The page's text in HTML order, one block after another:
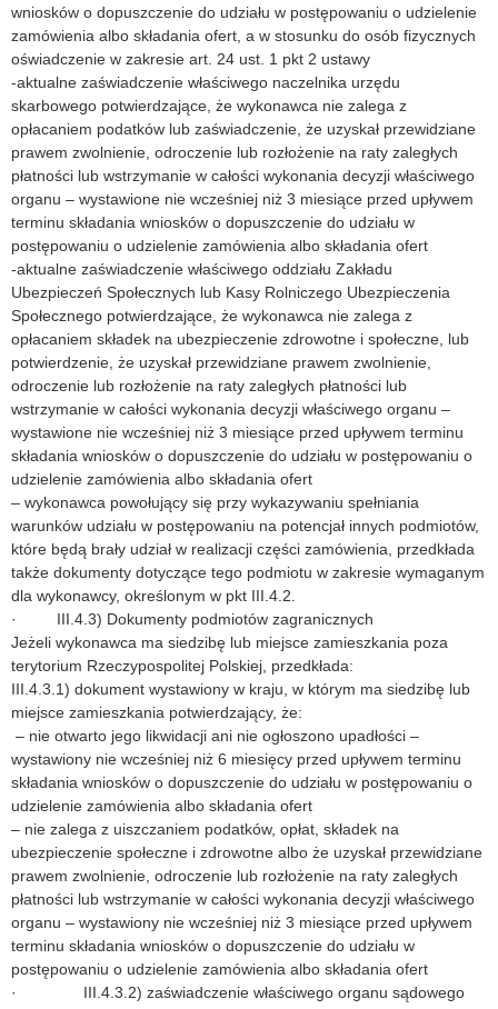
wniosków o dopuszczenie do udziału w postępowaniu o udzielenie
zamówienia albo składania ofert, a w stosunku do osób fizycznych
oświadczenie w zakresie art. 24 ust. 1 pkt 2 ustawy
-aktualne zaświadczenie właściwego naczelnika urzędu
skarbowego potwierdzające, że wykonawca nie zalega z
opłacaniem podatków lub zaświadczenie, że uzyskał przewidziane
prawem zwolnienie, odroczenie lub rozłożenie na raty zaległych
płatności lub wstrzymanie w całości wykonania decyzji właściwego
organu – wystawione nie wcześniej niż 3 miesiące przed upływem
terminu składania wniosków o dopuszczenie do udziału w
postępowaniu o udzielenie zamówienia albo składania ofert
-aktualne zaświadczenie właściwego oddziału Zakładu
Ubezpieczeń Społecznych lub Kasy Rolniczego Ubezpieczenia
Społecznego potwierdzające, że wykonawca nie zalega z
opłacaniem składek na ubezpieczenie zdrowotne i społeczne, lub
potwierdzenie, że uzyskał przewidziane prawem zwolnienie,
odroczenie lub rozłożenie na raty zaległych płatności lub
wstrzymanie w całości wykonania decyzji właściwego organu –
wystawione nie wcześniej niż 3 miesiące przed upływem terminu
składania wniosków o dopuszczenie do udziału w postępowaniu o
udzielenie zamówienia albo składania ofert
– wykonawca powołujący się przy wykazywaniu spełniania
warunków udziału w postępowaniu na potencjał innych podmiotów,
które będą brały udział w realizacji części zamówienia, przedkłada
także dokumenty dotyczące tego podmiotu w zakresie wymaganym
dla wykonawcy, określonym w pkt III.4.2.
· III.4.3) Dokumenty podmiotów zagranicznych
Jeżeli wykonawca ma siedzibę lub miejsce zamieszkania poza
terytorium Rzeczypospolitej Polskiej, przedkłada:
III.4.3.1) dokument wystawiony w kraju, w którym ma siedzibę lub
miejsce zamieszkania potwierdzający, że:
– nie otwarto jego likwidacji ani nie ogłoszono upadłości –
wystawiony nie wcześniej niż 6 miesięcy przed upływem terminu
składania wniosków o dopuszczenie do udziału w postępowaniu o
udzielenie zamówienia albo składania ofert
– nie zalega z uiszczaniem podatków, opłat, składek na
ubezpieczenie społeczne i zdrowotne albo że uzyskał przewidziane
prawem zwolnienie, odroczenie lub rozłożenie na raty zaległych
płatności lub wstrzymanie w całości wykonania decyzji właściwego
organu – wystawiony nie wcześniej niż 3 miesiące przed upływem
terminu składania wniosków o dopuszczenie do udziału w
postępowaniu o udzielenie zamówienia albo składania ofert
· III.4.3.2) zaświadczenie właściwego organu sądowego